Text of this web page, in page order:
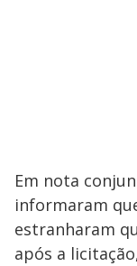
Em nota
informaram
estranharam
após a